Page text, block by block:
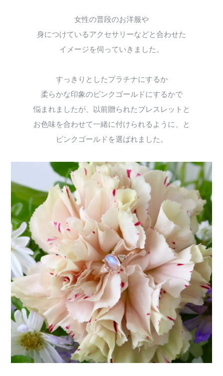
女性の普段のお洋服や
身につけているアクセサリーなどと合わせた
イメージを伺っていきました。
すっきりとしたプラチナにするか
柔らかな印象のピンクゴールドにするかで
悩まれましたが、以前贈られたブレスレットと
お色味を合わせて一緒に付けられるように、と
ピンクゴールドを選ばれました。